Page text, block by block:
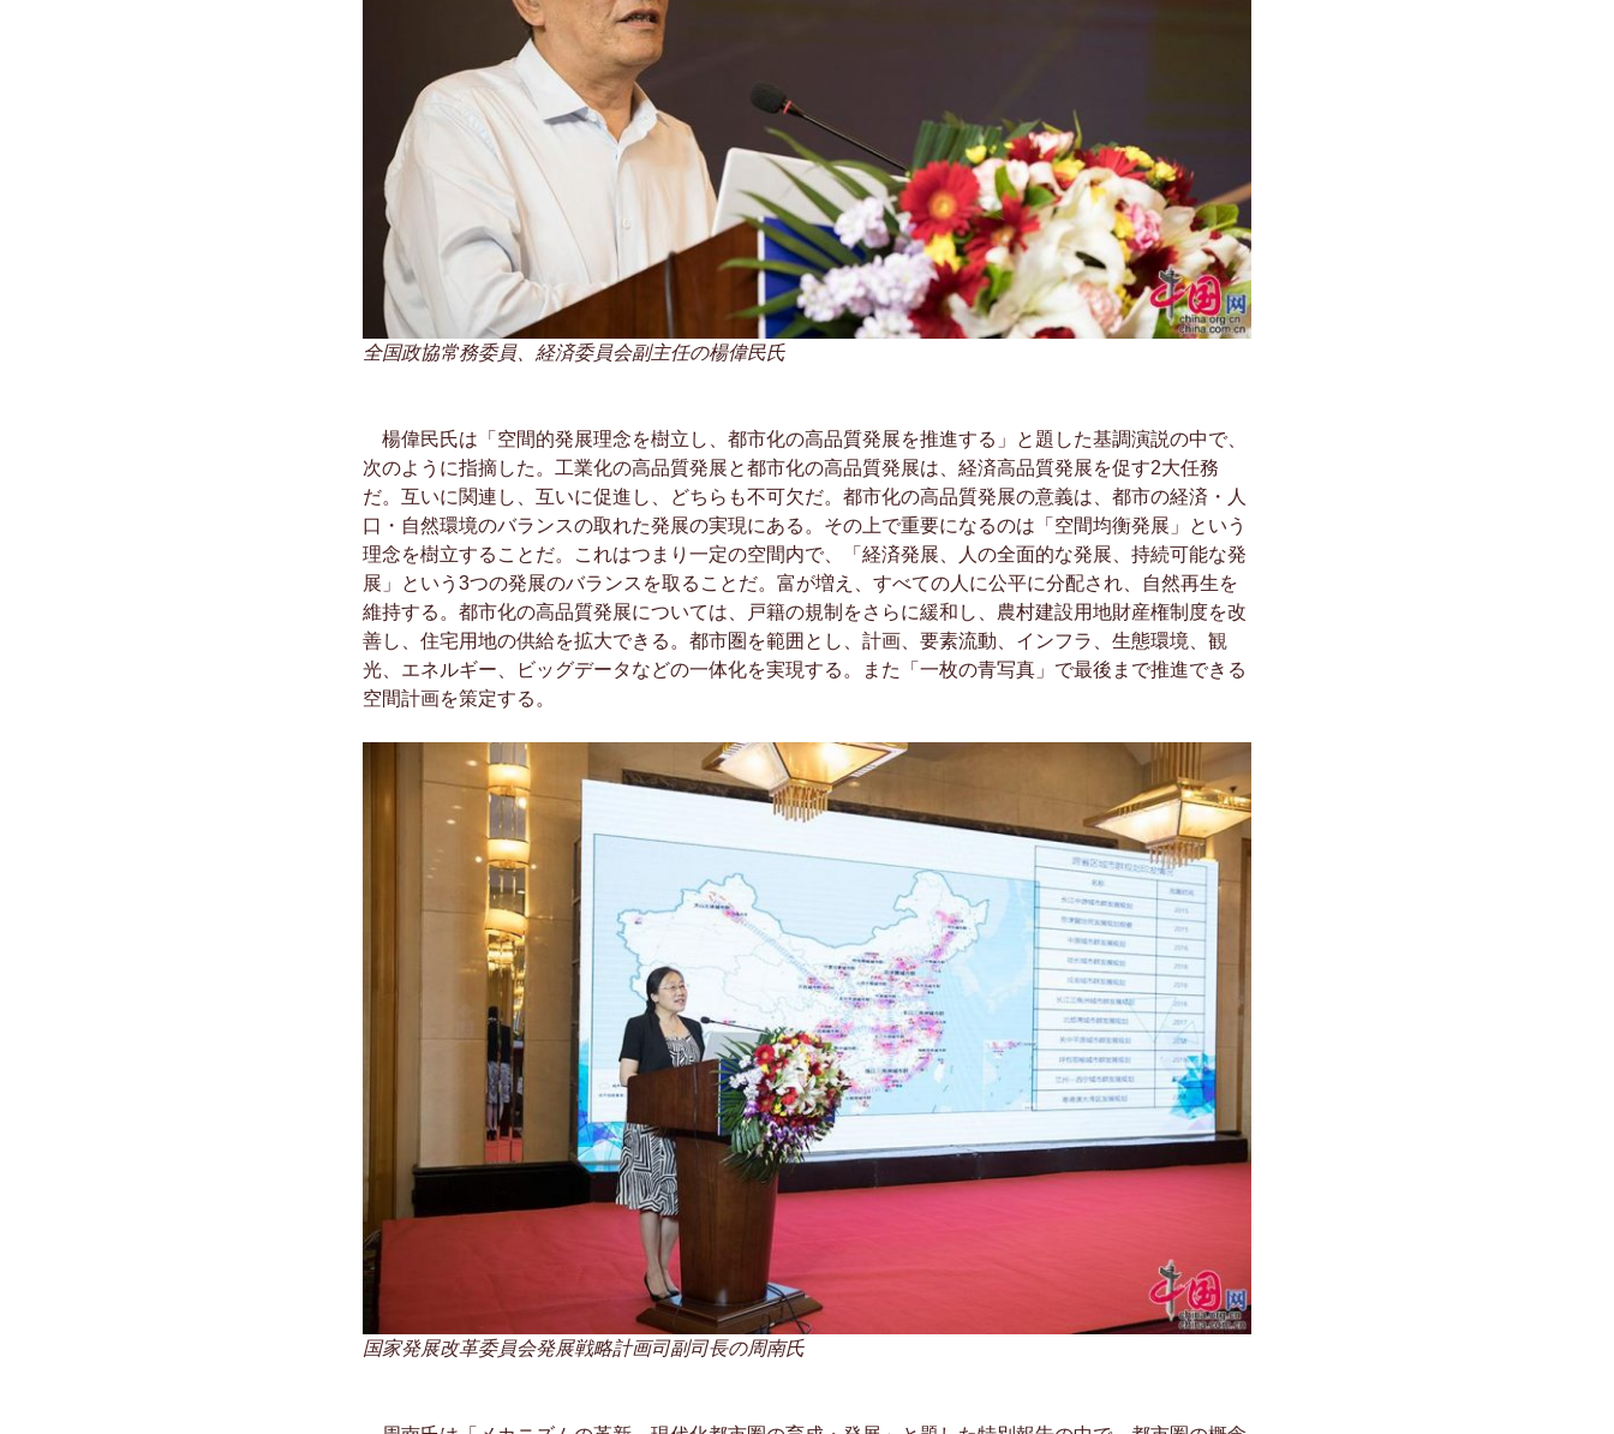
全国政協常務委員、経済委員会副主任の楊偉民氏
楊偉民氏は「空間的発展理念を樹立し、都市化の高品質発展を推進する」と題した基調演説の中で、
次のように指摘した。工業化の高品質発展と都市化の高品質発展は、経済高品質発展を促す2大任務
だ。互いに関連し、互いに促進し、どちらも不可欠だ。都市化の高品質発展の意義は、都市の経済・人
口・自然環境のバランスの取れた発展の実現にある。その上で重要になるのは「空間均衡発展」という
理念を樹立することだ。これはつまり一定の空間内で、「経済発展、人の全面的な発展、持続可能な発
展」という3つの発展のバランスを取ることだ。富が増え、すべての人に公平に分配され、自然再生を
維持する。都市化の高品質発展については、戸籍の規制をさらに緩和し、農村建設用地財産権制度を改
善し、住宅用地の供給を拡大できる。都市圏を範囲とし、計画、要素流動、インフラ、生態環境、観
光、エネルギー、ビッグデータなどの一体化を実現する。また「一枚の青写真」で最後まで推進できる
空間計画を策定する。
国家発展改革委員会発展戦略計画司副司長の周南氏